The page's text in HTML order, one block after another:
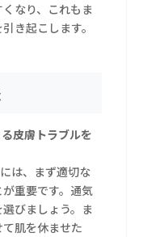
なり、これもま
き起こします。
皮膚トラブルを
は、まず適切な
重要です。通気
びましょう。ま
肌を休ませた